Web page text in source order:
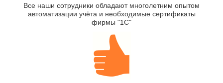
Все наши сотрудники обладают многолетним опытом
автоматизации учёта и необходимые сертификаты
фирмы "1С"